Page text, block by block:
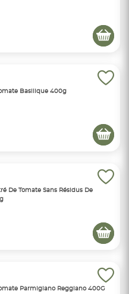
Basilique 400g
De Tomate Sans Résidus De
Parmigiano Reggiano 400G